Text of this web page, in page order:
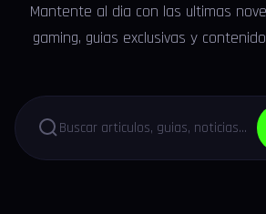
Mantente al dia con las ultimas
gaming, guias exclusivas y